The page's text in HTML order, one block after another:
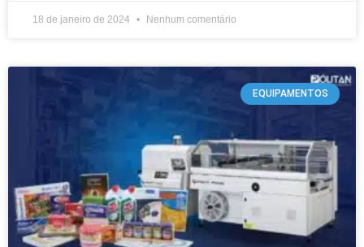
18 de janeiro de 2024 Nenhum comentário
EQUIPAMENTOS